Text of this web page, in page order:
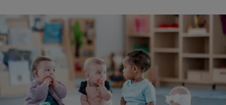
del
Società
e
Ambiente